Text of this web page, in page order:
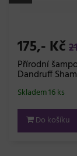
175,- Kč
Přírodní
Dandruff
Skladem 16 ks
Do košíku